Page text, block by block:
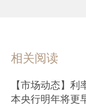
相关阅读
【市场动态】利
本央行明年将更